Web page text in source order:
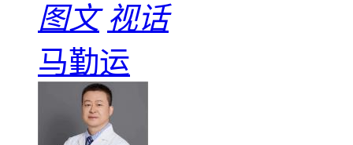
图文 视话
马勤运